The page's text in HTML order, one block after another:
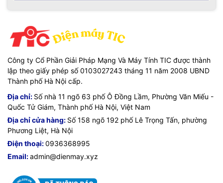
Công ty Cổ Phần Giải Pháp Mạng Và Máy Tính TIC được thành
lập theo giấy phép số 0103027243 tháng 11 năm 2008 UBND
Thành phố Hà Nội cấp.
Địa chỉ: Số nhà 11 ngõ 63 phố Ô Đồng Lầm, Phường Văn Miếu -
Quốc Tử Giám, Thành phố Hà Nội, Việt Nam
Địa chỉ cửa hàng: Số 158 ngõ 192 phố Lê Trọng Tấn, phường
Phương Liệt, Hà Nội
Điện thoại:0936368995
Email:admin@dienmay.xyz